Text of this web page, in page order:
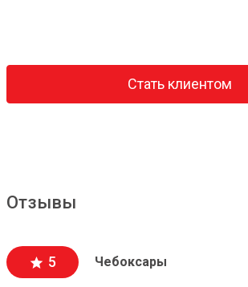
Стать клиентом
Отзывы
5 Чебоксары